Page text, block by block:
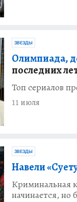
ЗВЕЗДЫ
Олимпиада,
последних
Топ сериалов
11 июля
ЗВЕЗДЫ
Навели
Криминальная
начинается, но